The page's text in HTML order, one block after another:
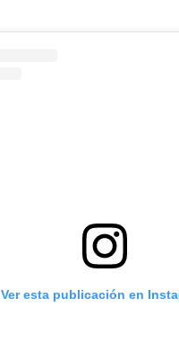
Ver esta publicación en